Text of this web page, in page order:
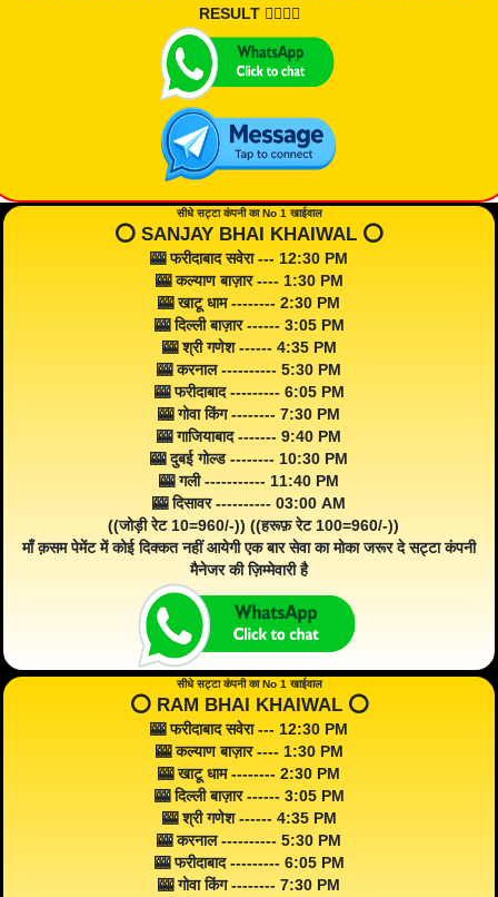
RESULT 👇🏾👇🏾
सीधे सट्टा कंपनी का No 1 खाईवाल
⭕️ SANJAY BHAI KHAIWAL ⭕️
🎰 फरीदाबाद सवेरा --- 12:30 PM
🎰 कल्याण बाज़ार ---- 1:30 PM
🎰 खाटू धाम -------- 2:30 PM
🎰 दिल्ली बाज़ार ------ 3:05 PM
🎰 श्री गणेश ------ 4:35 PM
🎰 करनाल ---------- 5:30 PM
🎰 फरीदाबाद --------- 6:05 PM
🎰 गोवा किंग -------- 7:30 PM
🎰 गाजियाबाद ------- 9:40 PM
🎰 दुबई गोल्ड -------- 10:30 PM
🎰 गली ----------- 11:40 PM
🎰 दिसावर ---------- 03:00 AM
((जोड़ी रेट 10=960/-)) ((हरूफ़ रेट 100=960/-))
माँ क़सम पेमेंट में कोई दिक्कत नहीं आयेगी एक बार सेवा का मोका जरूर दे सट्टा कंपनी
मैनेजर की ज़िम्मेवारी है
सीधे सट्टा कंपनी का No 1 खाईवाल
⭕️ RAM BHAI KHAIWAL ⭕️
🎰 फरीदाबाद सवेरा --- 12:30 PM
🎰 कल्याण बाज़ार ---- 1:30 PM
🎰 खाटू धाम -------- 2:30 PM
🎰 दिल्ली बाज़ार ------ 3:05 PM
🎰 श्री गणेश ------ 4:35 PM
🎰 करनाल ---------- 5:30 PM
🎰 फरीदाबाद --------- 6:05 PM
🎰 गोवा किंग -------- 7:30 PM